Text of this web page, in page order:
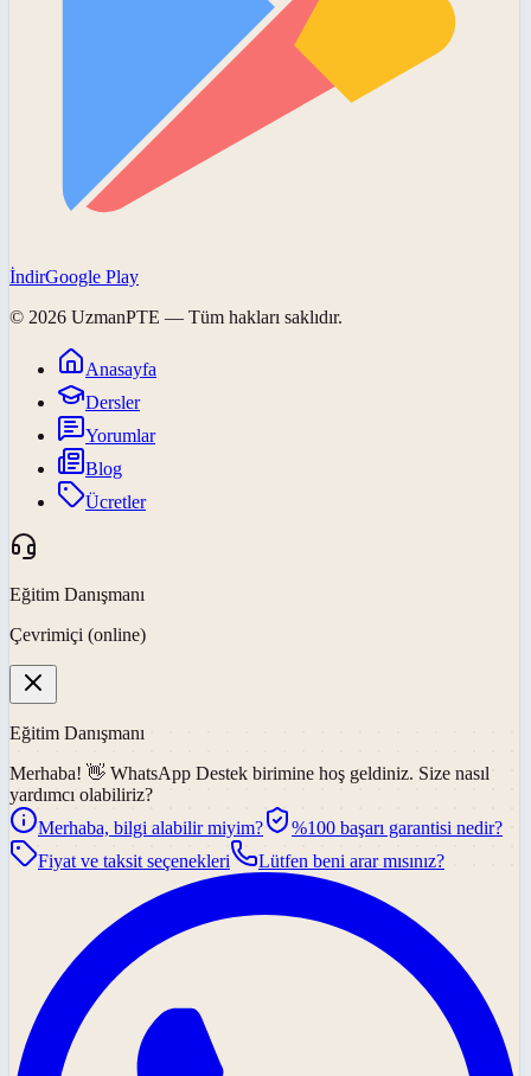
İndirGoogle Play
© 2026 UzmanPTE — Tüm hakları saklıdır.
Anasayfa
Dersler
Yorumlar
Blog
Ücretler
Eğitim Danışmanı
Çevrimiçi (online)
Eğitim Danışmanı
Merhaba! 👋 WhatsApp Destek birimine hoş geldiniz. Size nasıl
yardımcı olabiliriz?
Merhaba, bilgi alabilir miyim?
%100 başarı garantisi nedir?
Fiyat ve taksit seçenekleri
Lütfen beni arar mısınız?